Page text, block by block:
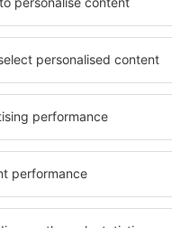
Lario, astfel încât
sale. Preferați
preferați hoteluri
puteți rezerva
Selectați destinația
plată și
situate atât
puțin mai departe
vacanță lungă
doriţi să vizitaţi şi
se potriveşte și
sau călătorie de